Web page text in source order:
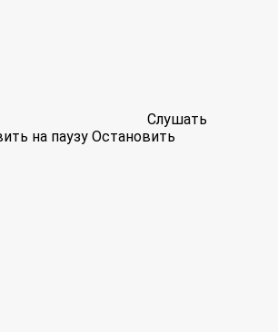
Слушать
на паузу Остановить